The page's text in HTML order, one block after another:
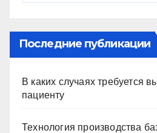
Последние публикации
В каких случаях требуется
пациенту
Технология производства